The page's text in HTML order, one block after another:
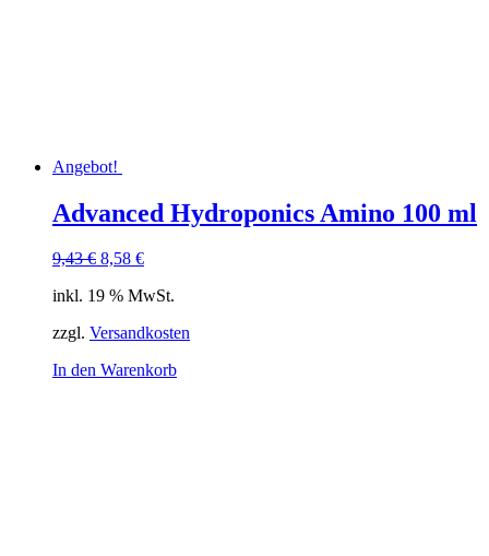
Angebot!
Advanced Hydroponics Amino 100 ml
9,43€ Ursprünglicher
war:
8,58 €Aktueller
ist:
inkl. 19 % MwSt.
zzgl. Versandkosten
In den Warenkorb